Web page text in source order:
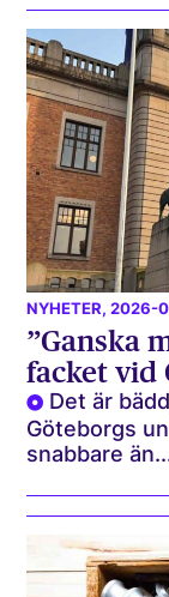
NYHETER, 2026-
”Ganska
facket vid
Det är
Göteborgs
snabbare